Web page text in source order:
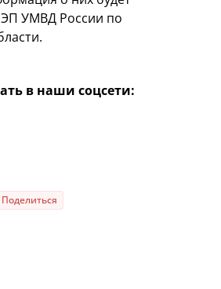
УМВД России по
в наши соцсети:
Поделиться